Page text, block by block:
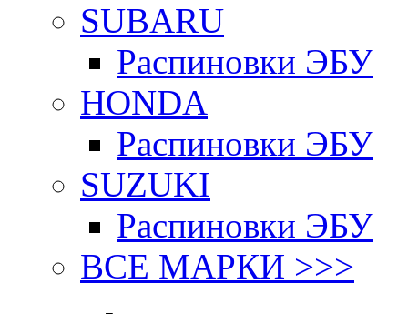
SUBARU
Распиновки ЭБУ
HONDA
Распиновки ЭБУ
SUZUKI
Распиновки ЭБУ
ВСЕ МАРКИ >>>